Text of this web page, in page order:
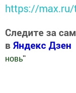
https://
Следите за
в Яндекс Дзен
новь"